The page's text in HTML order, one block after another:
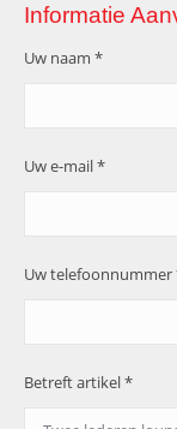
Informatie
Uw naam *
Uw e-mail *
Uw telefoonnummer
Betreft artikel *